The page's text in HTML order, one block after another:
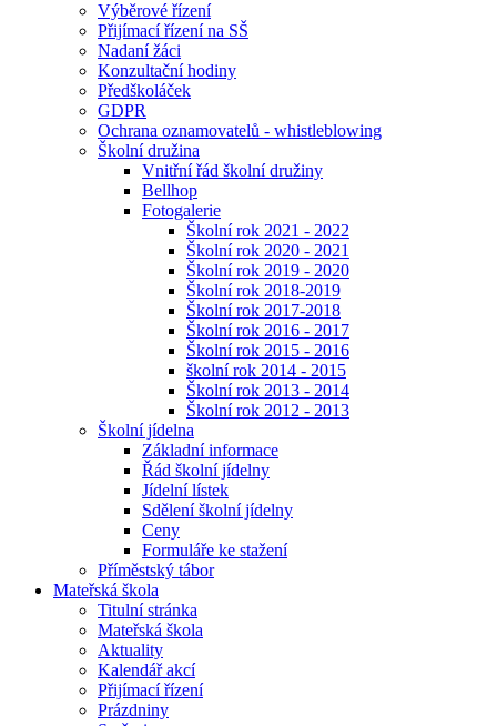
Výběrové řízení
Přijímací řízení na SŠ
Nadaní žáci
Konzultační hodiny
Předškoláček
GDPR
Ochrana oznamovatelů - whistleblowing
Školní družina
Vnitřní řád školní družiny
Bellhop
Fotogalerie
Školní rok 2021 - 2022
Školní rok 2020 - 2021
Školní rok 2019 - 2020
Školní rok 2018-2019
Školní rok 2017-2018
Školní rok 2016 - 2017
Školní rok 2015 - 2016
školní rok 2014 - 2015
Školní rok 2013 - 2014
Školní rok 2012 - 2013
Školní jídelna
Základní informace
Řád školní jídelny
Jídelní lístek
Sdělení školní jídelny
Ceny
Formuláře ke stažení
Příměstský tábor
Mateřská škola
Titulní stránka
Mateřská škola
Aktuality
Kalendář akcí
Přijímací řízení
Prázdniny